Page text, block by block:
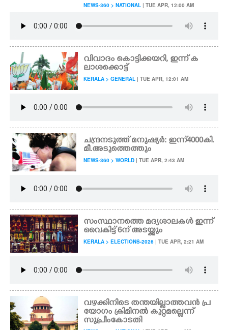
NEWS-360 > NATIONAL | TUE APR, 12:00 AM
വിവാദം കൊട്ടിക്കയറി, ഇന്ന് ക
ലാശക്കൊട്ട്
KERALA > GENERAL | TUE APR, 12:01 AM
ചന്ദ്രനടുത്ത് മനുഷ്യർ: ഇന്ന് 4000 കി.
മീ. അടുത്തെത്തും
NEWS-360 > WORLD | TUE APR, 2:43 AM
സംസ്ഥാനത്തെ മദ്യശാലകൾ ഇന്ന്
വൈകിട്ട് 6ന് അടയ്ക്കും
KERALA > ELECTIONS-2026 | TUE APR, 2:21 AM
വഴക്കിനിടെ തന്തയില്ലാത്തവൻ പ്ര
യോഗം ക്രിമിനൽ കുറ്റമല്ലെന്ന്
സുപ്രീംകോടതി